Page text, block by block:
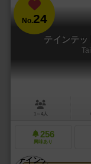
No.24
テインテッ
1～4人
256
興味あり